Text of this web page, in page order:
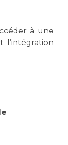
à une
l’intégration